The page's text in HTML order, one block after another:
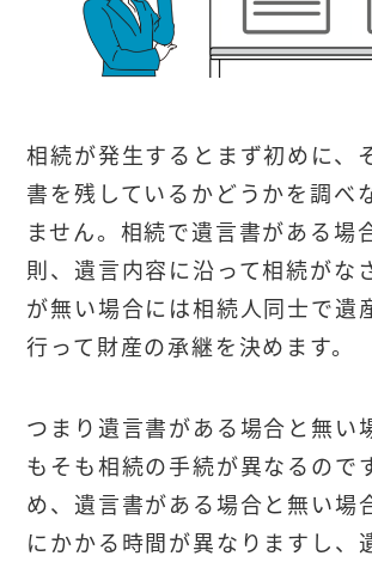
相続が発生するとまず初めに、
書を残しているかどうかを調べ
ません。相続で遺言書がある場
則、遺言内容に沿って相続がな
が無い場合には相続人同士で遺
行って財産の承継を決めます。
つまり遺言書がある場合と無い
もそも相続の手続が異なるので
め、遺言書がある場合と無い場
にかかる時間が異なりますし、